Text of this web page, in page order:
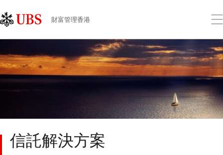
Links
Area
財富管理香港
打
功
能
表
信託解決方案